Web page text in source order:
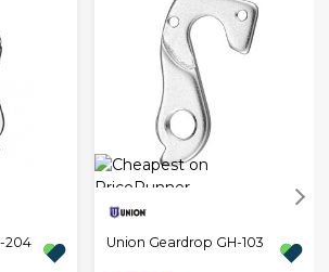
204
Union Geardrop GH-103